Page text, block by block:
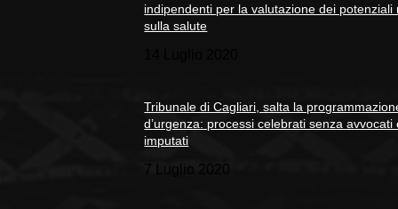
indipendenti per la valutazione dei potenziali
sulla salute
Tribunale di Cagliari, salta la
d’urgenza: processi celebrati senza avvocati
imputati
7 Luglio 2020